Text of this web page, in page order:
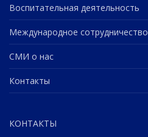
Воспитательная деятельность
Международное сотрудничество
СМИ о нас
Контакты
КОНТАКТЫ